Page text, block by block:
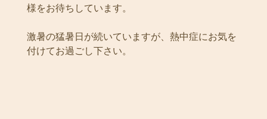
様をお待ちしています。
激暑の猛暑日が続いていますが、熱中症にお気を
付けてお過ごし下さい。